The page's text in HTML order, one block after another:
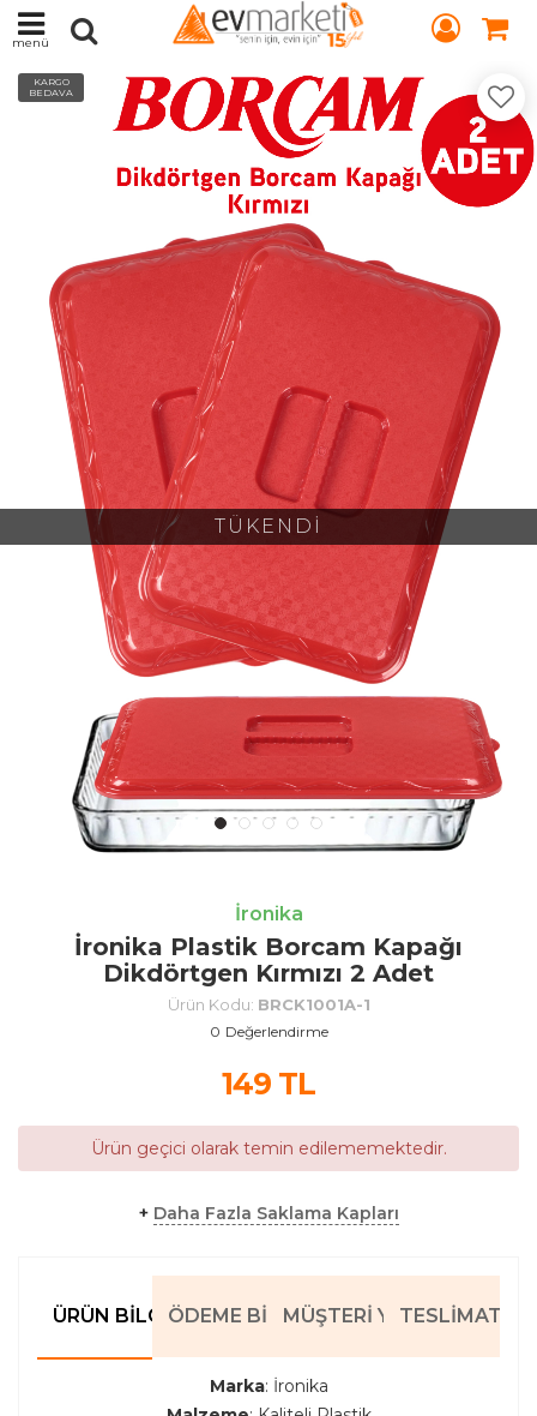
menü
TÜKENDİ
KARGO
BEDAVA
İronika
İronika Plastik Borcam Kapağı
Dikdörtgen Kırmızı 2 Adet
Ürün Kodu: BRCK1001A-1
0 Değerlendirme
149 TL
Ürün geçici olarak temin edilememektedir.
+ Daha Fazla Saklama Kapları
ÜRÜN BILGILERIÖDEME BILGILERIMÜŞTERI YORUMLARI
TESLIMAT
Marka: İronika